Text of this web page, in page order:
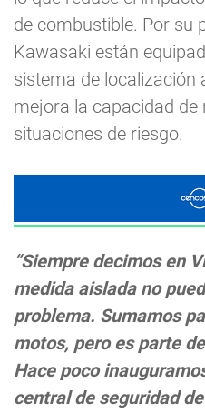
de combustible. Por su
Kawasaki están
sistema de localización
mejora la capacidad de
situaciones de riesgo.
“Siempre decimos en
medida aislada no
problema. Sumamos
motos, pero es parte
Hace poco
central de seguridad